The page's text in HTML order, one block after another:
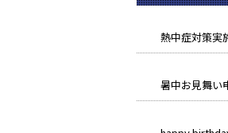
熱中症対策実
暑中お見舞い